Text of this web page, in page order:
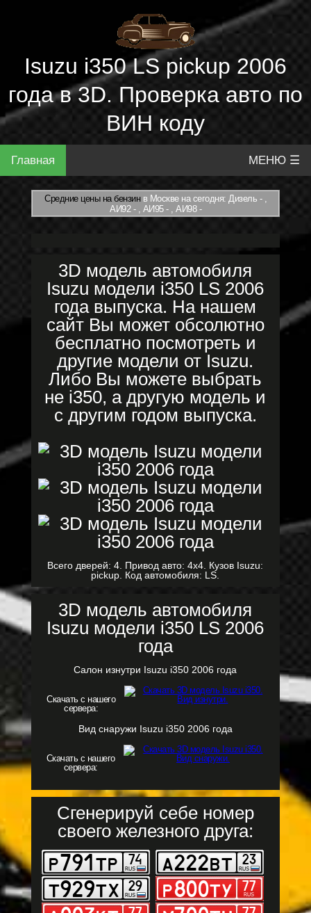
Isuzu i350 LS pickup 2006
года в 3D. Проверка авто по
ВИН коду
Главная МЕНЮ ☰
Средние цены на бензинв Москве на сегодня: Дизель - ,
АИ92 - , АИ95 - , АИ98 -
3D модель автомобиля
Isuzu модели i350 LS 2006
года выпуска. На нашем
сайт Вы может обсолютно
бесплатно посмотреть и
другие модели от Isuzu.
Либо Вы можете выбрать
не i350, а другую модель и
с другим годом выпуска.
Всего дверей: 4. Привод авто: 4x4. Кузов Isuzu:
pickup. Код автомобиля: LS.
3D модель автомобиля
Isuzu модели i350 LS 2006
года
Салон изнутри Isuzu i350 2006 года
Скачать с нашего
сервера:
Вид снаружи Isuzu i350 2006 года
Скачать с нашего
сервера:
Сгенерируй себе номер
своего железного друга: